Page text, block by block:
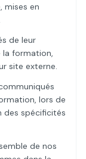
mises en
de leur
la formation,
site externe.
lors de
des spécificités
de nos